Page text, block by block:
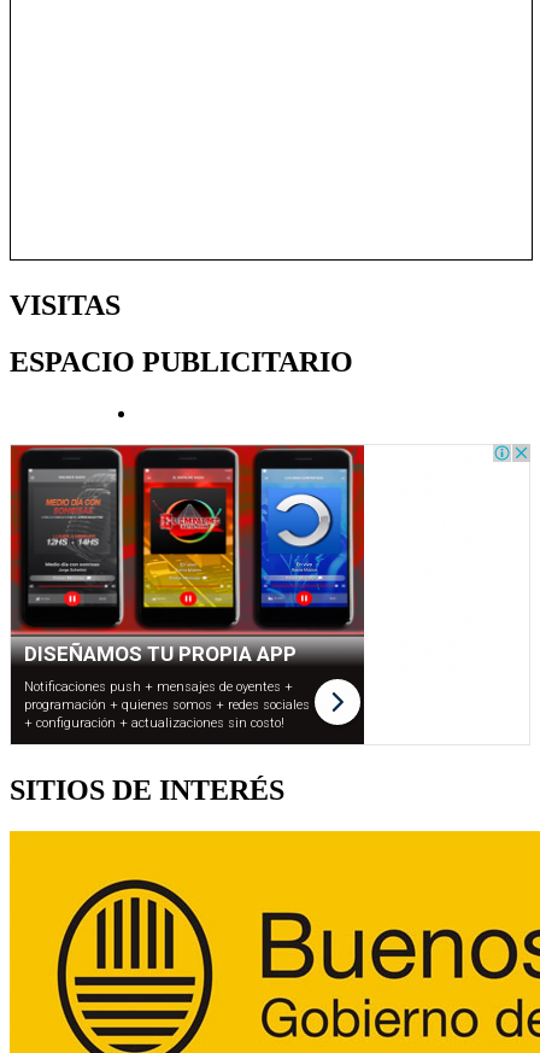
VISITAS
ESPACIO PUBLICITARIO
SITIOS DE INTERÉS